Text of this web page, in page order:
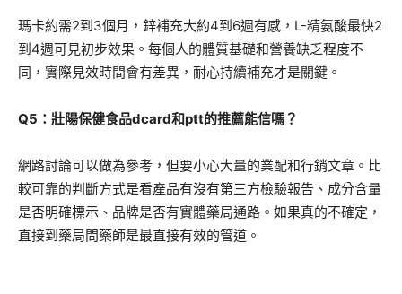
瑪卡約需2到3個月，鋅補充大約4到6週有感，L-精氨酸最快2
到4週可見初步效果。每個人的體質基礎和營養缺乏程度不
同，實際見效時間會有差異，耐心持續補充才是關鍵。
Q5：壯陽保健食品dcard和ptt的推薦能信嗎？
網路討論可以做為參考，但要小心大量的業配和行銷文章。比
較可靠的判斷方式是看產品有沒有第三方檢驗報告、成分含量
是否明確標示、品牌是否有實體藥局通路。如果真的不確定，
直接到藥局問藥師是最直接有效的管道。